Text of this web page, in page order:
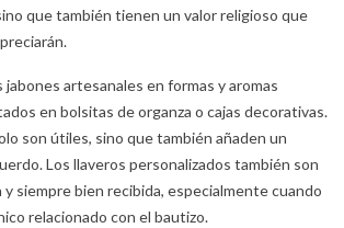
que también tienen un valor religioso que
artesanales en formas y aromas
en bolsitas de organza o cajas decorativas.
son útiles, sino que también añaden un
Los llaveros personalizados también son
siempre bien recibida, especialmente cuando
relacionado con el bautizo.